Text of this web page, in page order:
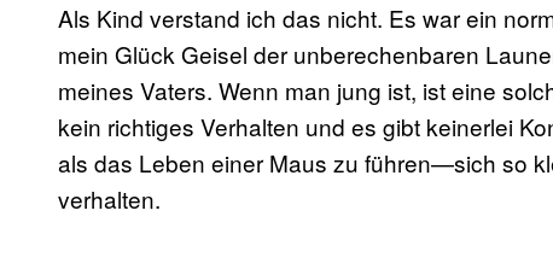
Als Kind verstand ich das nicht. Es war ein
mein Glück Geisel der unberechenbaren
meines Vaters. Wenn man jung ist, ist eine
kein richtiges Verhalten und es gibt keinerlei
als das Leben einer Maus zu führen—sich so
verhalten.